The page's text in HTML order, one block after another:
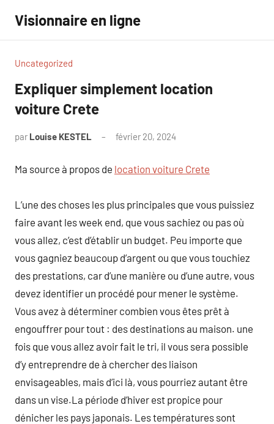
contenu
Visionnaire en ligne
Uncategorized
Expliquer simplement location
voiture Crete
par Louise KESTEL février 20, 2024
Ma source à propos de location voiture Crete
L’une des choses les plus principales que vous puissiez
faire avant les week end, que vous sachiez ou pas où
vous allez, c’est d’établir un budget. Peu importe que
vous gagniez beaucoup d’argent ou que vous touchiez
des prestations, car d’une manière ou d’une autre, vous
devez identifier un procédé pour mener le système.
Vous avez à déterminer combien vous êtes prêt à
engouffrer pour tout : des destinations au maison. une
fois que vous allez avoir fait le tri, il vous sera possible
d’y entreprendre de à chercher des liaison
envisageables, mais d’ici là, vous pourriez autant être
dans un vise.La période d’hiver est propice pour
dénicher les pays japonais. Les températures sont